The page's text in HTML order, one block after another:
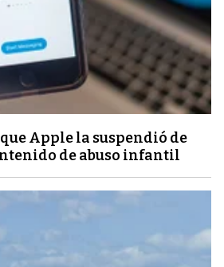
Apple la suspendió de
de abuso infantil